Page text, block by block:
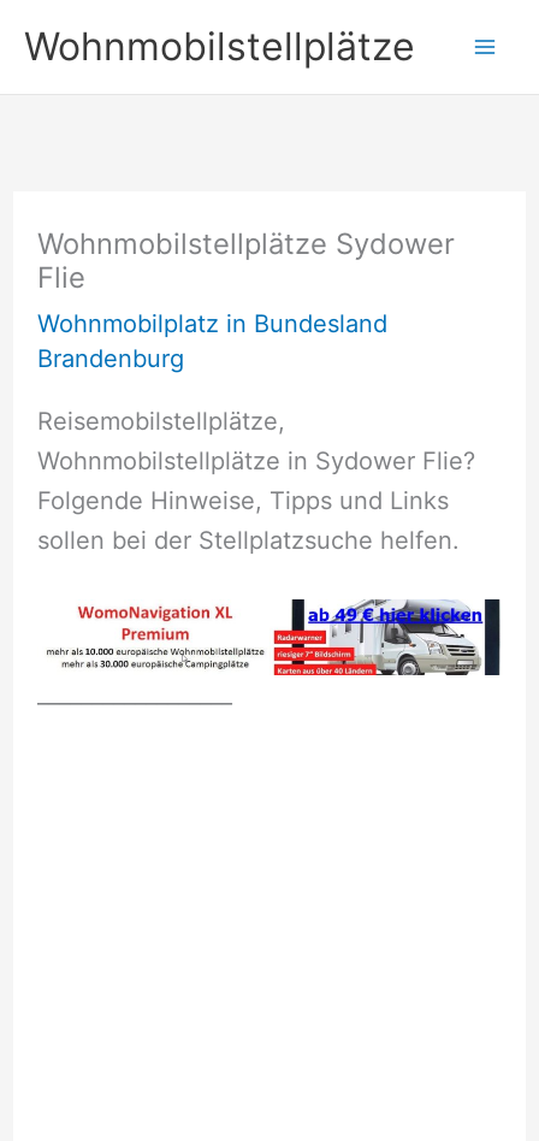
Inhalt
springen
Wohnmobilstellplätze
Wohnmobilstellplätze Sydower
Flie
Wohnmobilplatz in Bundesland
Brandenburg
Reisemobilstellplätze,
Wohnmobilstellplätze in Sydower Flie?
Folgende Hinweise, Tipps und Links
sollen bei der Stellplatzsuche helfen.